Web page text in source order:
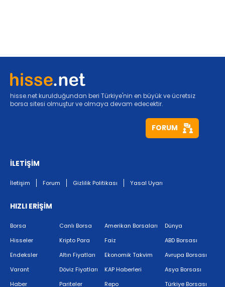
hisse.net kurulduğundan beri Türkiye'nin en büyük ve ücretsiz
borsa sitesi olmuştur ve olmaya devam edecektir.
FORUM
İLETİŞİM
İletişim Forum Gizlilik Politikası Yasal Uyarı
HIZLI ERİŞİM
Borsa
Hisseler
Endeksler
Varant
Haber
Canlı Borsa
Kripto Para
Altın Fiyatları
Döviz Fiyatları
Pariteler
Amerikan Borsaları
Faiz
Ekonomik Takvim
KAP Haberleri
Repo
Dünya
ABD Borsası
Avrupa Borsası
Asya Borsası
Türkiye Borsası